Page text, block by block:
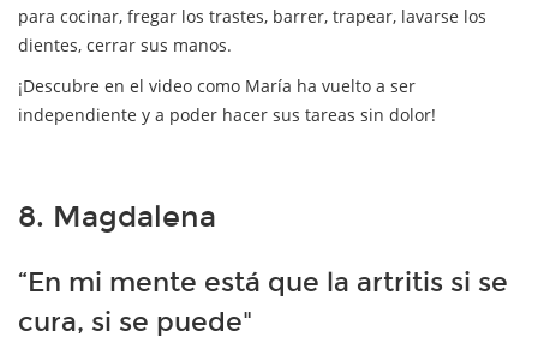
para cocinar, fregar los trastes, barrer, trapear, lavarse los
dientes, cerrar sus manos.
¡Descubre en el video como María ha vuelto a ser
independiente y a poder hacer sus tareas sin dolor!
8. Magdalena
“En mi mente está que la artritis si se
cura, si se puede"